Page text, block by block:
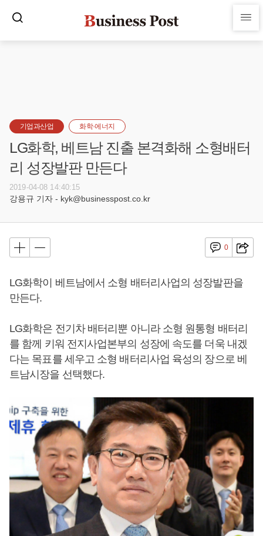
기업과산업 화학·에너지
LG화학, 베트남 진출 본격화해 소형배터
리 성장발판 만든다
2019-04-08 14:40:15
강용규 기자 - kyk@businesspost.co.kr
0
LG화학이 베트남에서 소형 배터리사업의 성장발판을
만든다.
LG화학은 전기차 배터리뿐 아니라 소형 원통형 배터리
를 함께 키워 전지사업본부의 성장에 속도를 더욱 내겠
다는 목표를 세우고 소형 배터리사업 육성의 장으로 베
트남시장을 선택했다.